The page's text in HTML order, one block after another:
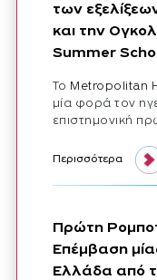
των
και την
Summer
Το Metropolitan
μία φορά τον
επιστημονική
Περισσότερα
Πρώτη
Επέμβαση
Ελλάδα από